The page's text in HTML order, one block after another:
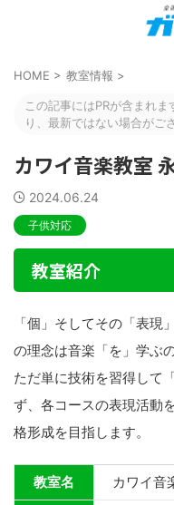
HOME > 教室情報 >
この記事にはPRが含まれ
り、最新ではない場合がご
カワイ音楽教室
2024.06.24
子供対応
教室紹介
「個」そしてその「表現
の理念は音楽「を」学ぶ
ただ単に技術を習得して
ず、各コースの表現活動
格形成を目指します。
教室名 カワイ音